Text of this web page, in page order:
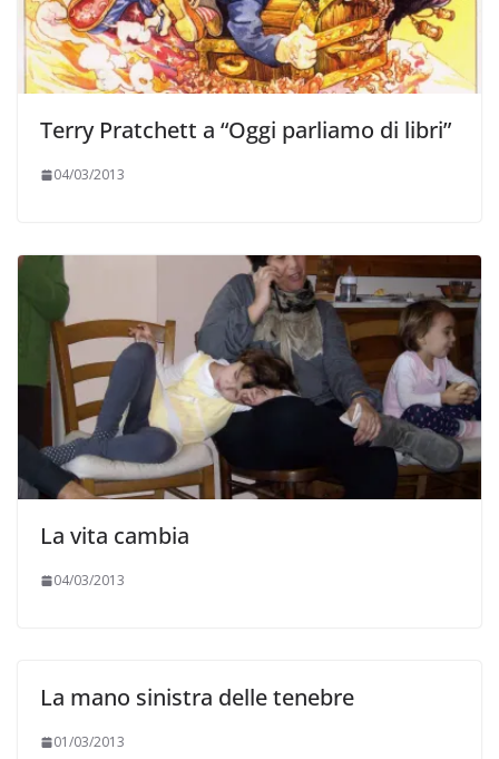
Terry Pratchett a “Oggi parliamo di libri”
04/03/2013
La vita cambia
04/03/2013
La mano sinistra delle tenebre
01/03/2013